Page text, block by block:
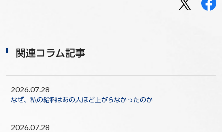
関連コラム記事
2026.07.28
なぜ、私の給料はあの人ほど上がらなかったのか
2026.07.28